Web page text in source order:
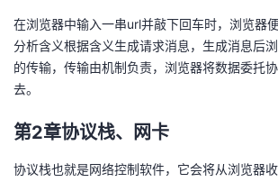
注
开
发
的
Programs
我
的
在浏览器中输入一串url并敲下回车时，浏览器
分析含义根据含义生成请求消息，生成消息后
的传输，传输由机制负责，浏览器将数据委托
去。
第2章协议栈、网卡
协议栈也就是网络控制软件，它会将从浏览器